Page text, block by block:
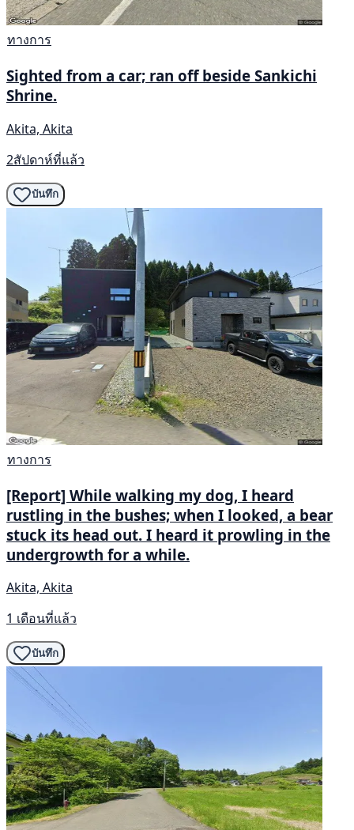
ทางการ
Sighted from a car; ran off beside Sankichi
Shrine.
Akita, Akita
2สัปดาห์ที่แล้ว
บันทึก
ทางการ
[Report] While walking my dog, I heard
rustling in the bushes; when I looked, a bear
stuck its head out. I heard it prowling in the
undergrowth for a while.
Akita, Akita
1 เดือนที่แล้ว
บันทึก